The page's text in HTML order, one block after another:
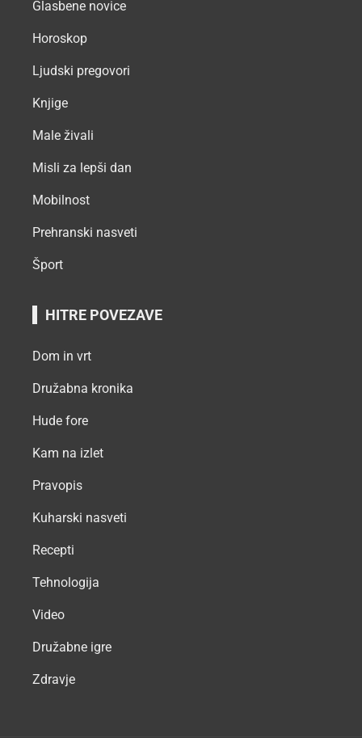
Glasbene novice
Horoskop
Ljudski pregovori
Knjige
Male živali
Misli za lepši dan
Mobilnost
Prehranski nasveti
Šport
HITRE POVEZAVE
Dom in vrt
Družabna kronika
Hude fore
Kam na izlet
Pravopis
Kuharski nasveti
Recepti
Tehnologija
Video
Družabne igre
Zdravje